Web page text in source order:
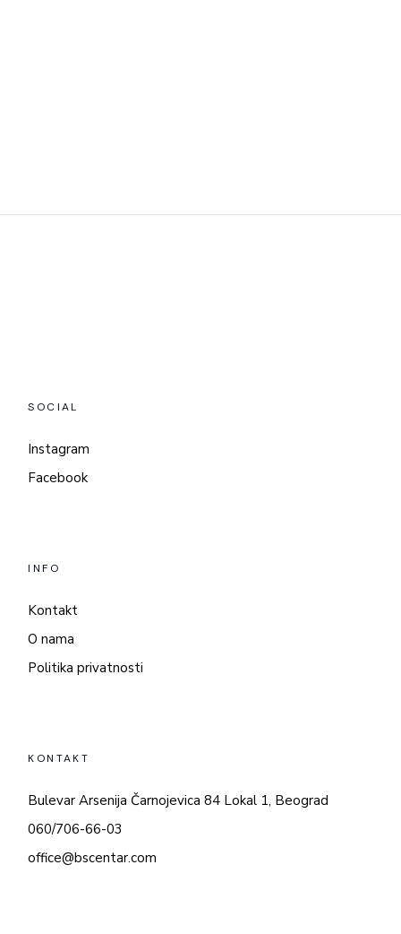
SOCIAL
Instagram
Facebook
INFO
Kontakt
O nama
Politika privatnosti
KONTAKT
Bulevar Arsenija Čarnojevica 84 Lokal 1, Beograd
060/706-66-03
office@bscentar.com